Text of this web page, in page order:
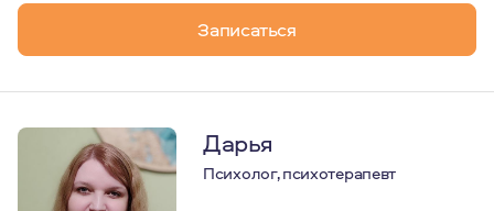
2. Конфиденциальность. Всё сказанное на сессии
5. Непрерывное обучение. Считаю, что обучение не
Записаться
Дарья
Психолог, психотерапевт